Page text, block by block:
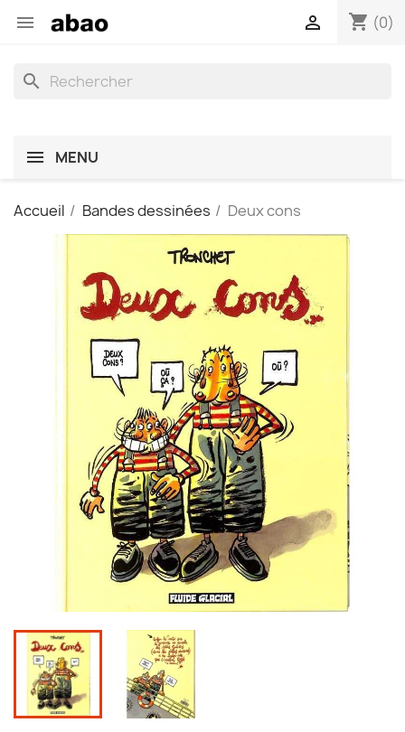
 shopping_cart (0)

search
MENU
Accueil Bandes dessinées Deux cons